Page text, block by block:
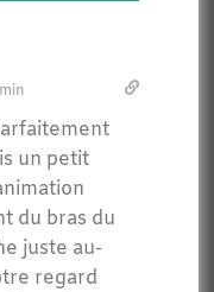
un petit
du bras du
juste au-
regard